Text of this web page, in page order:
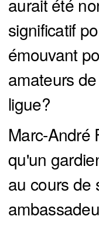
aurait été
significatif
émouvant
amateurs
ligue?
Marc-André
qu'un
au cours de